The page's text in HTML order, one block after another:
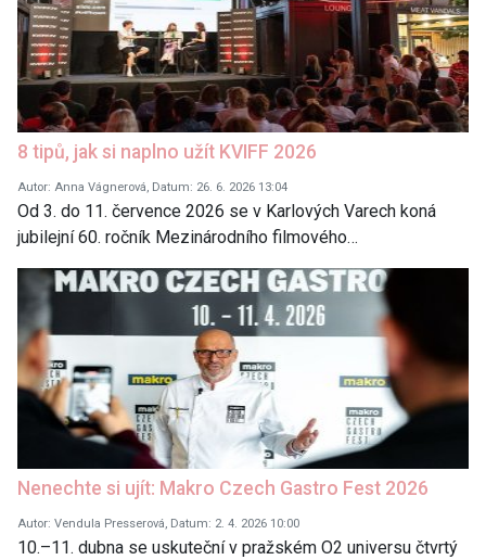
8 tipů, jak si naplno užít KVIFF 2026
Autor: Anna Vágnerová, Datum: 26. 6. 2026 13:04
Od 3. do 11. července 2026 se v Karlových Varech koná
jubilejní 60. ročník Mezinárodního filmového…
Nenechte si ujít: Makro Czech Gastro Fest 2026
Autor: Vendula Presserová, Datum: 2. 4. 2026 10:00
10.–11. dubna se uskuteční v pražském O2 universu čtvrtý